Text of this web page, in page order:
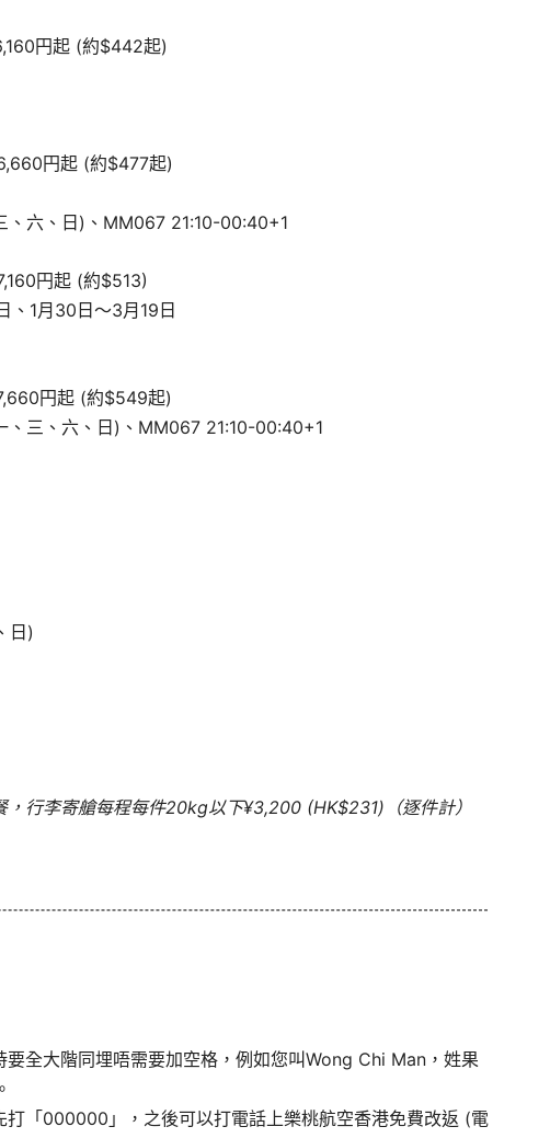
円起 (約$442起)
円起 (約$477起)
六、日)、MM067 21:10-00:40+1
円起 (約$513)
、1月30日～3月19日
円起 (約$549起)
三、六、日)、MM067 21:10-00:40+1
日)
行李寄艙每程每件20kg以下¥3,200 (HK$231)（逐件計）
全大階同埋唔需要加空格，例如您叫Wong Chi Man，姓果
打「000000」，之後可以打電話上樂桃航空香港免費改返 (電